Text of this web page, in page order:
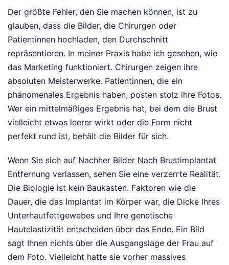
Der größte Fehler, den Sie machen können, ist zu
glauben, dass die Bilder, die Chirurgen oder
Patientinnen hochladen, den Durchschnitt
repräsentieren. In meiner Praxis habe ich gesehen, wie
das Marketing funktioniert. Chirurgen zeigen ihre
absoluten Meisterwerke. Patientinnen, die ein
phänomenales Ergebnis haben, posten stolz ihre Fotos.
Wer ein mittelmäßiges Ergebnis hat, bei dem die Brust
vielleicht etwas leerer wirkt oder die Form nicht
perfekt rund ist, behält die Bilder für sich.
Wenn Sie sich auf Nachher Bilder Nach Brustimplantat
Entfernung verlassen, sehen Sie eine verzerrte Realität.
Die Biologie ist kein Baukasten. Faktoren wie die
Dauer, die das Implantat im Körper war, die Dicke Ihres
Unterhautfettgewebes und Ihre genetische
Hautelastizität entscheiden über das Ende. Ein Bild
sagt Ihnen nichts über die Ausgangslage der Frau auf
dem Foto. Vielleicht hatte sie vorher massives